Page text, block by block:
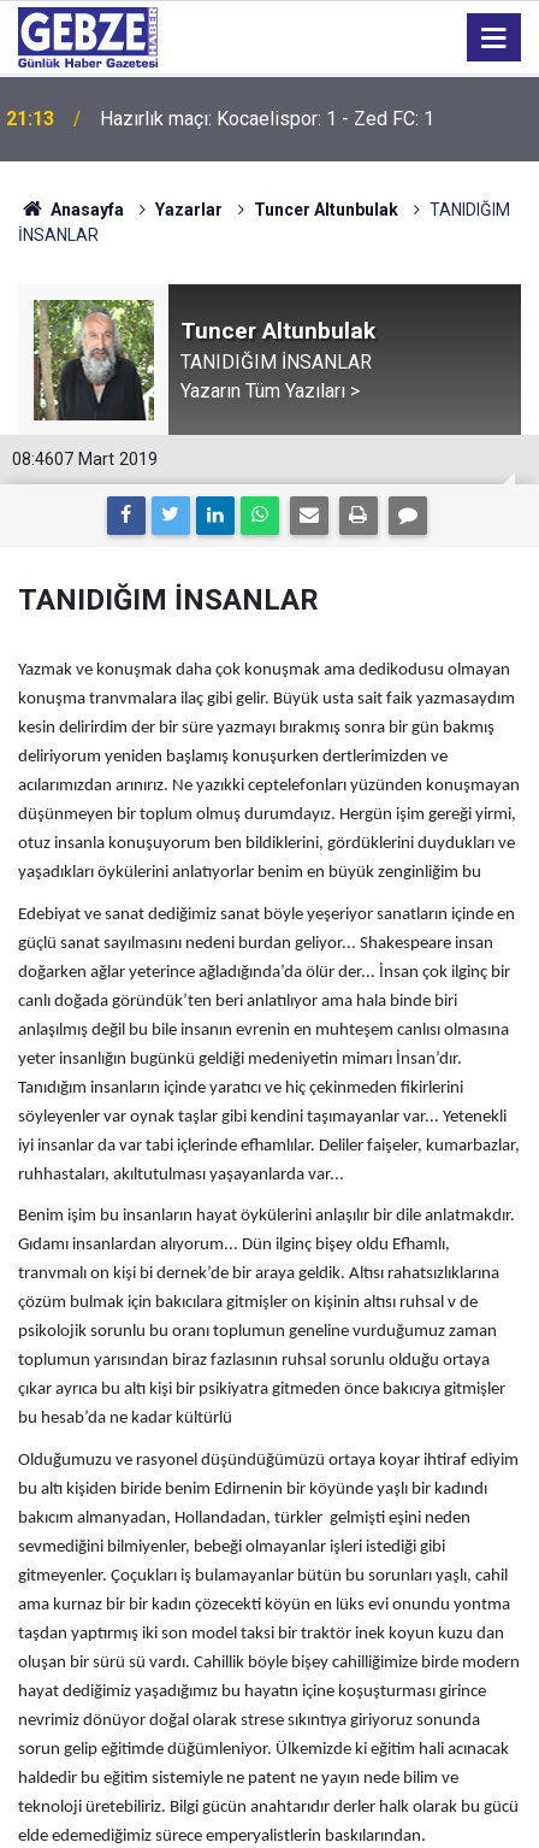
21:12 İzmit Körfezi'ni yüzerek geçtiler
Anasayfa Yazarlar Tuncer Altunbulak
TANIDIĞIM
İNSANLAR
Tuncer Altunbulak
TANIDIĞIM İNSANLAR
Yazarın Tüm Yazıları >
08:4607 Mart 2019
TANIDIĞIM İNSANLAR
Yazmak ve konuşmak daha çok konuşmak ama dedikodusu olmayan
konuşma tranvmalara ilaç gibi gelir. Büyük usta sait faik yazmasaydım
kesin delirirdim der bir süre yazmayı bırakmış sonra bir gün bakmış
deliriyorum yeniden başlamış konuşurken dertlerimizden ve
acılarımızdan arınırız. Ne yazıkki ceptelefonları yüzünden konuşmayan
düşünmeyen bir toplum olmuş durumdayız. Hergün işim gereği yirmi,
otuz insanla konuşuyorum ben bildiklerini, gördüklerini duydukları ve
yaşadıkları öykülerini anlatıyorlar benim en büyük zenginliğim bu
Edebiyat ve sanat dediğimiz sanat böyle yeşeriyor sanatların içinde en
güçlü sanat sayılmasını nedeni burdan geliyor... Shakespeare insan
doğarken ağlar yeterince ağladığında’da ölür der... İnsan çok ilginç bir
canlı doğada göründük’ten beri anlatılıyor ama hala binde biri
anlaşılmış değil bu bile insanın evrenin en muhteşem canlısı olmasına
yeter insanlığın bugünkü geldiği medeniyetin mimarı İnsan’dır.
Tanıdığım insanların içinde yaratıcı ve hiç çekinmeden fikirlerini
söyleyenler var oynak taşlar gibi kendini taşımayanlar var... Yetenekli
iyi insanlar da var tabi içlerinde efhamlılar. Deliler faişeler, kumarbazlar,
ruhhastaları, akıltutulması yaşayanlarda var...
Benim işim bu insanların hayat öykülerini anlaşılır bir dile anlatmakdır.
Gıdamı insanlardan alıyorum... Dün ilginç bişey oldu Efhamlı,
tranvmalı on kişi bi dernek’de bir araya geldik. Altısı rahatsızlıklarına
çözüm bulmak için bakıcılara gitmişler on kişinin altısı ruhsal v de
psikolojik sorunlu bu oranı toplumun geneline vurduğumuz zaman
toplumun yarısından biraz fazlasının ruhsal sorunlu olduğu ortaya
çıkar ayrıca bu altı kişi bir psikiyatra gitmeden önce bakıcıya gitmişler
bu hesab’da ne kadar kültürlü
Olduğumuzu ve rasyonel düşündüğümüzü ortaya koyar ihtiraf ediyim
bu altı kişiden biride benim Edirnenin bir köyünde yaşlı bir kadındı
bakıcım almanyadan, Hollandadan, türkler gelmişti eşini neden
sevmediğini bilmiyenler, bebeği olmayanlar işleri istediği gibi
gitmeyenler. Çoçukları iş bulamayanlar bütün bu sorunları yaşlı, cahil
ama kurnaz bir bir kadın çözecekti köyün en lüks evi onundu yontma
taşdan yaptırmış iki son model taksi bir traktör inek koyun kuzu dan
oluşan bir sürü sü vardı. Cahillik böyle bişey cahilliğimize birde modern
hayat dediğimiz yaşadığımız bu hayatın içine koşuşturması girince
nevrimiz dönüyor doğal olarak strese sıkıntıya giriyoruz sonunda
sorun gelip eğitimde düğümleniyor. Ülkemizde ki eğitim hali acınacak
haldedir bu eğitim sistemiyle ne patent ne yayın nede bilim ve
teknoloji üretebiliriz. Bilgi gücün anahtarıdır derler halk olarak bu gücü
elde edemediğimiz sürece emperyalistlerin baskılarından.